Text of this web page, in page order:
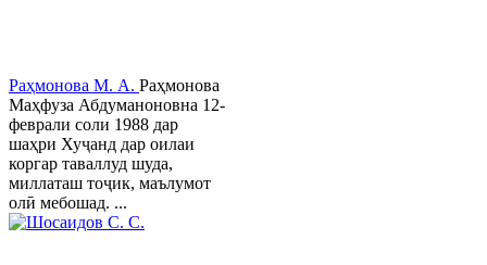
Раҳмонова М. А. Раҳмонова
Маҳфуза Абдуманоновна 12-
феврали соли 1988 дар
шаҳри Хуҷанд дар оилаи
коргар таваллуд шуда,
миллаташ тоҷик, маълумот
олӣ мебошад. ...